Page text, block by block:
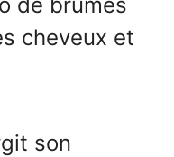
cheveux et
son